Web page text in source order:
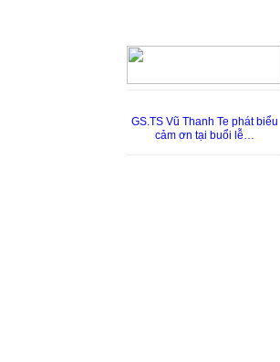
GS.TS Vũ Thanh Te phát biểu
cảm ơn tại buổi lễ…